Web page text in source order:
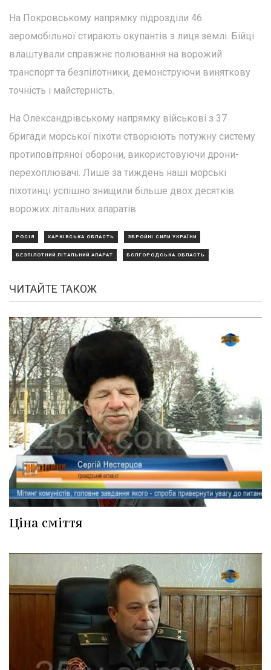
На Покровському напрямку підрозділи 46
аеромобільної стирають окупантів з лиця землі. Бійці
влаштували справжнє полювання на ворожий
транспорт та безпілотники, демонструючи виняткову
точність і майстерність.
На Олександрівському напрямку військові з 37
бригади морської піхоти створюють потужну систему
протиповітряної оборони, використовуючи дрони-
перехоплювачі. Лише за тиждень наші морські
піхотинці успішно знищили більше двох десятків
ворожих літальних апаратів.
РОСІЯ ХАРКІВСЬКА ОБЛАСТЬ ЗБРОЙНІ СИЛИ УКРАЇНИ
БЕЗПІЛОТНИЙ ЛІТАЛЬНИЙ АПАРАТ БЄЛГОРОДСЬКА ОБЛАСТЬ
ЧИТАЙТЕ ТАКОЖ
Ціна сміття